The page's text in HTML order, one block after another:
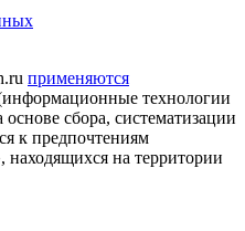
применяются
технологии
сбора, систематизации
к предпочтениям
находящихся на территории